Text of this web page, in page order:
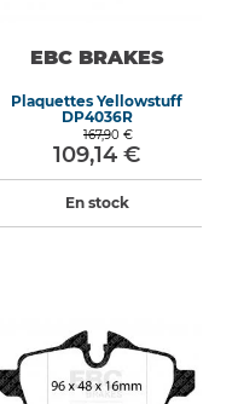
EBC BRAKES
Plaquettes Yellowstuff
DP4036R
167,90 €
109,14 €
En stock